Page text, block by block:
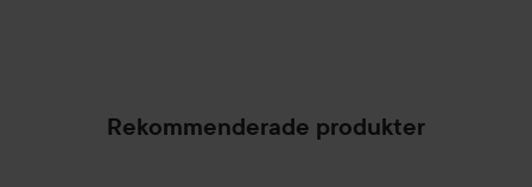
Rekommenderade produkter